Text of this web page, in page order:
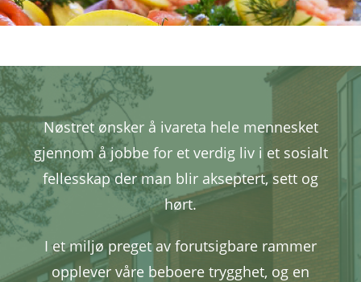
Nøstret ønsker å ivareta hele mennesket
gjennom å jobbe for et verdig liv i et sosialt
fellesskap der man blir akseptert, sett og
hørt.
I et miljø preget av forutsigbare rammer
opplever våre beboere trygghet, og en